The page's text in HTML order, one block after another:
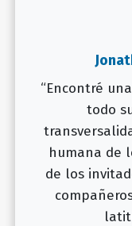
“Encontré
todo
humana de
de los